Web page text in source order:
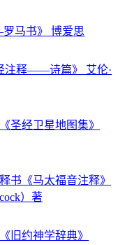
马书》 博爱思
注释——诗篇》 艾伦·
圣经卫星地图集》
书《马太福音注释》
）著
旧约神学辞典》